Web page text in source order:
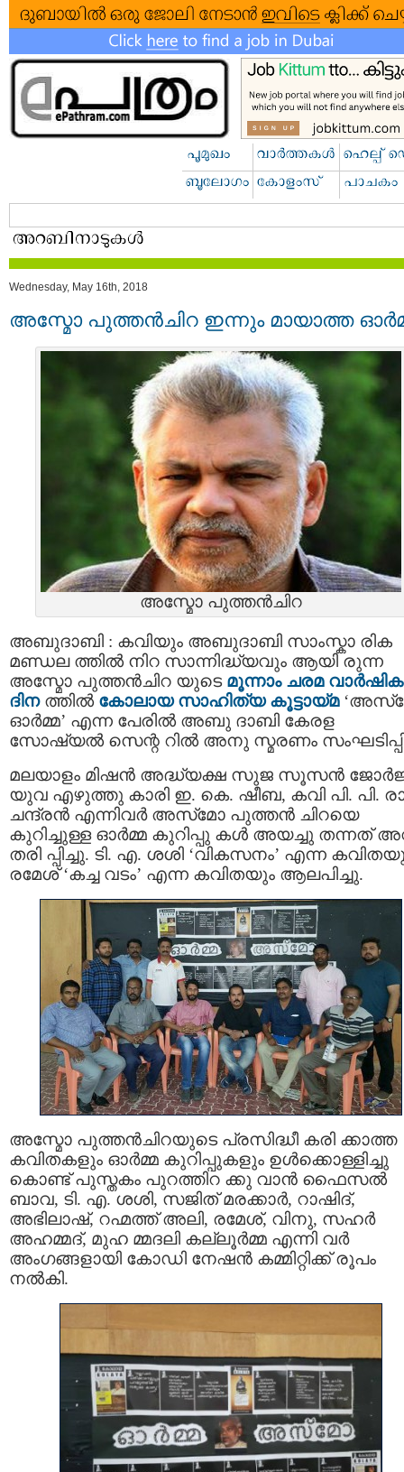
Wednesday, May 16th, 2018
അസ്മോ പുത്തൻചിറ ഇന്നും മായാത്ത
അസ്മോ പുത്തൻചിറ
അബുദാബി : കവിയും അബുദാബി സാംസ്കാ രിക
മണ്ഡല ത്തില്‍ നിറ സാന്നിദ്ധ്യവും ആയി രുന്ന
അസ്മോ പുത്തന്‍ചിറ യുടെ മൂന്നാം ചരമ വാര്‍ഷിക
ദിന ത്തിൽ കോലായ സാഹിത്യ കൂട്ടായ്മ
ഓർമ്മ’ എന്ന പേരിൽ അബു ദാബി കേരള
സോഷ്യൽ സെന്റ റിൽ അനു സ്മരണം
മലയാളം മിഷൻ അദ്ധ്യക്ഷ സുജ സൂസൻ
യുവ എഴുത്തു കാരി ഇ. കെ. ഷീബ, കവി പി. പി.
ചന്ദ്രൻ എന്നിവർ അസ്‌മോ പുത്തൻ ചിറയെ
കുറിച്ചുള്ള ഓർമ്മ കുറിപ്പു കൾ അയച്ചു തന്നത്
തരി പ്പിച്ചു. ടി. എ. ശശി ‘വികസനം’ എന്ന
രമേശ് ‘കച്ച വടം’ എന്ന കവിതയും ആലപിച്ചു.
അസ്മോ പുത്തൻചിറയുടെ പ്രസിദ്ധീ കരി ക്കാത്ത
കവിതകളും ഓർമ്മ കുറിപ്പുകളും ഉൾക്കൊള്ളിച്ചു
കൊണ്ട് പുസ്തകം പുറത്തിറ ക്കു വാന്‍ ഫൈസൽ
ബാവ, ടി. എ. ശശി, സജിത് മരക്കാർ, റാഷിദ്,
അഭിലാഷ്, റഹ്മത്ത് അലി, രമേശ്, വിനു, സഹർ
അഹമ്മദ്, മുഹ മ്മദലി കല്ലൂർമ്മ എന്നി വർ
അംഗങ്ങളായി കോഡി നേഷൻ കമ്മിറ്റിക്ക് രൂപം
നൽകി.